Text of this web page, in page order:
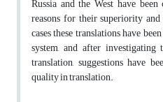
Russia and the West have
reasons for their superiority
cases these translations have
system, and after
translation, suggestions have
quality in translation.